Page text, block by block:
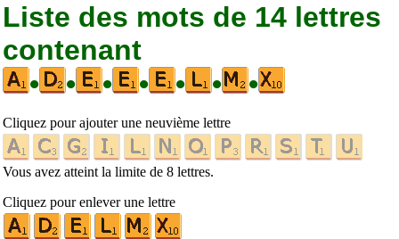
Liste des mots de 14 lettres
contenant
•
• • • • • •
Cliquez pour ajouter une neuvième lettre
Vous avez atteint la limite de 8 lettres.
Cliquez pour enlever une lettre